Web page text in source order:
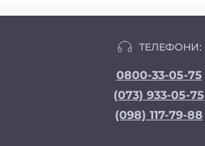
Світлодіодні
При виборі ламп важливо
параметрів, які впливають на
ТЕЛЕФОНИ:
0800-33-05-75
(073) 933-05-75
(098) 117-79-88